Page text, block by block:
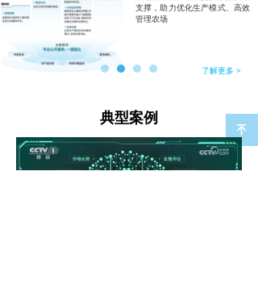
支撑，助力优化生产模式、高效
管理农场
了解更多 >
典型案例
녠